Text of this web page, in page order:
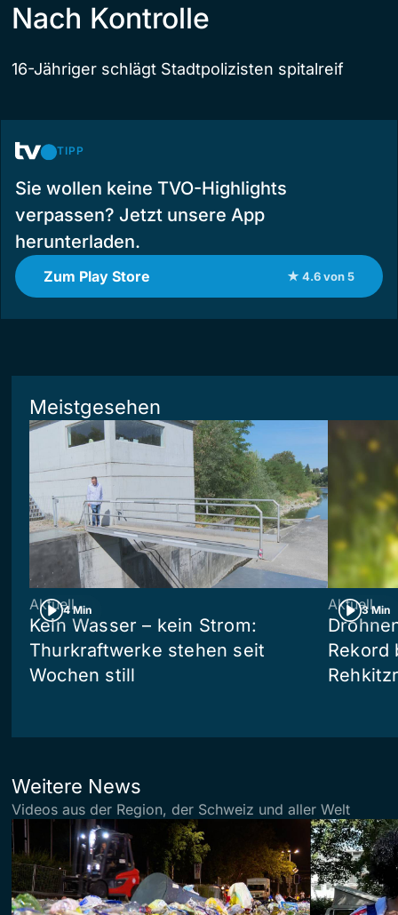
Nach Kontrolle
16-Jähriger schlägt Stadtpolizisten spitalreif
TIPP
Sie wollen keine TVO-Highlights
verpassen? Jetzt unsere App
herunterladen.
Zum Play Store ★ 4.6 von 5
Meistgesehen
4 Min
Aktuell
Kein Wasser – kein Strom:
Thurkraftwerke stehen seit
Wochen still
3 Min
Aktuell
Rekord
Weitere News
Videos aus der Region, der Schweiz und aller Welt